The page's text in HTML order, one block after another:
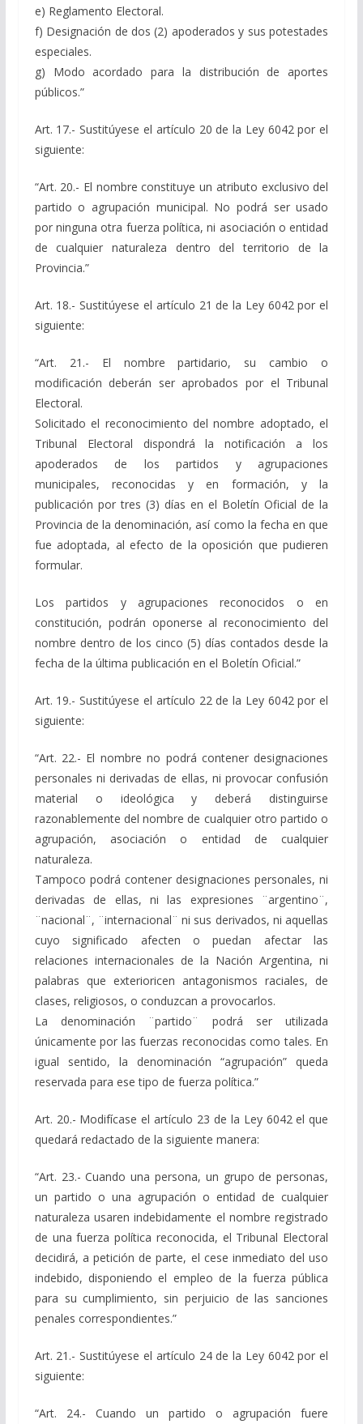
e) Reglamento Electoral.
f) Designación de dos (2) apoderados y sus potestades
especiales.
g) Modo acordado para la distribución de aportes
públicos.”
Art. 17.- Sustitúyese el artículo 20 de la Ley 6042 por el
siguiente:
“Art. 20.- El nombre constituye un atributo exclusivo del
partido o agrupación municipal. No podrá ser usado
por ninguna otra fuerza política, ni asociación o entidad
de cualquier naturaleza dentro del territorio de la
Provincia.”
Art. 18.- Sustitúyese el artículo 21 de la Ley 6042 por el
siguiente:
“Art. 21.- El nombre partidario, su cambio o
modificación deberán ser aprobados por el Tribunal
Electoral.
Solicitado el reconocimiento del nombre adoptado, el
Tribunal Electoral dispondrá la notificación a los
apoderados de los partidos y agrupaciones
municipales, reconocidas y en formación, y la
publicación por tres (3) días en el Boletín Oficial de la
Provincia de la denominación, así como la fecha en que
fue adoptada, al efecto de la oposición que pudieren
formular.
Los partidos y agrupaciones reconocidos o en
constitución, podrán oponerse al reconocimiento del
nombre dentro de los cinco (5) días contados desde la
fecha de la última publicación en el Boletín Oficial.”
Art. 19.- Sustitúyese el artículo 22 de la Ley 6042 por el
siguiente:
“Art. 22.- El nombre no podrá contener designaciones
personales ni derivadas de ellas, ni provocar confusión
material o ideológica y deberá distinguirse
razonablemente del nombre de cualquier otro partido o
agrupación, asociación o entidad de cualquier
naturaleza.
Tampoco podrá contener designaciones personales, ni
derivadas de ellas, ni las expresiones ¨argentino¨,
¨nacional¨, ¨internacional¨ ni sus derivados, ni aquellas
cuyo significado afecten o puedan afectar las
relaciones internacionales de la Nación Argentina, ni
palabras que exterioricen antagonismos raciales, de
clases, religiosos, o conduzcan a provocarlos.
La denominación ¨partido¨ podrá ser utilizada
únicamente por las fuerzas reconocidas como tales. En
igual sentido, la denominación “agrupación” queda
reservada para ese tipo de fuerza política.”
Art. 20.- Modifícase el artículo 23 de la Ley 6042 el que
quedará redactado de la siguiente manera:
“Art. 23.- Cuando una persona, un grupo de personas,
un partido o una agrupación o entidad de cualquier
naturaleza usaren indebidamente el nombre registrado
de una fuerza política reconocida, el Tribunal Electoral
decidirá, a petición de parte, el cese inmediato del uso
indebido, disponiendo el empleo de la fuerza pública
para su cumplimiento, sin perjuicio de las sanciones
penales correspondientes.”
Art. 21.- Sustitúyese el artículo 24 de la Ley 6042 por el
siguiente:
“Art. 24.- Cuando un partido o agrupación fuere